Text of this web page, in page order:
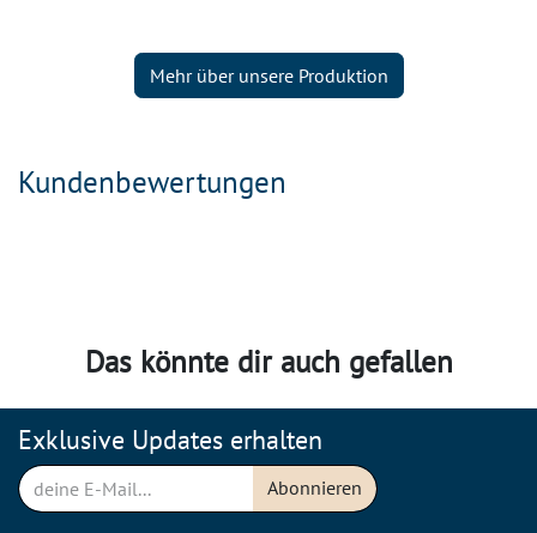
Mehr über unsere Produktion
Kundenbewertungen
Das könnte dir auch gefallen
Exklusive Updates erhalten
Abonnieren